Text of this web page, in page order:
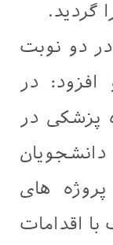
گردید.
در دو نوبت
در
پزشکی در
های
اقدامات